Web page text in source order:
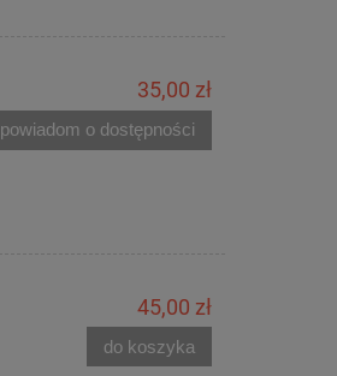
35,00 zł
powiadom o dostępności
45,00 zł
do koszyka